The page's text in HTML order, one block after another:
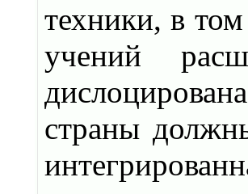
техники, в
учений
страны